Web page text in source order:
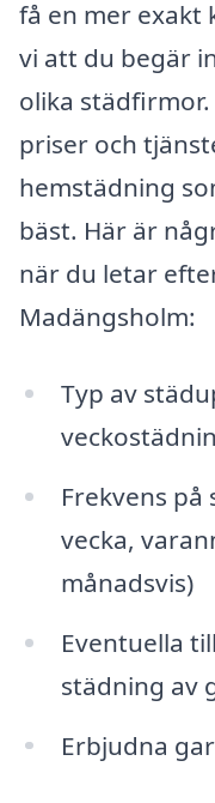
få en mer exakt
vi att du begär
olika
priser och
hemstädning
bäst. Här är
när du letar
Madängsholm:
Typ av
Frekvens
vecka,
månadsvis)
Eventuella
städning av
Erbjudna